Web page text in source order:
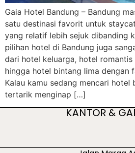
Gaia Hotel Bandung – Bandung
satu destinasi favorit untuk
yang relatif lebih sejuk dibanding
pilihan hotel di Bandung juga
dari hotel keluarga, hotel romantis
hingga hotel bintang lima dengan
Kalau kamu sedang mencari hotel
tertarik menginap […]
KANTOR &